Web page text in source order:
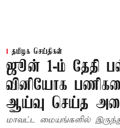
தமிழக செய்திகள்
ஜூன் 1-ம் தேதி
வினியோக
ஆய்வு செய்த
மாவட்ட மையங்களில்